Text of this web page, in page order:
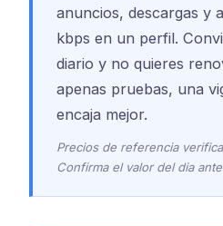
anuncios, descargas y
kbps en un perfil.
diario y no quieres
apenas pruebas, una
encaja mejor.
Precios de referencia
Confirma el valor del dia